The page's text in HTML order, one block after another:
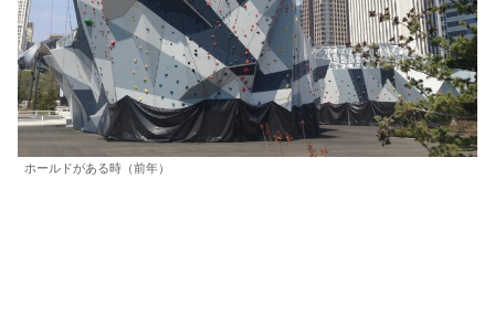
ホールドがある時（前年）